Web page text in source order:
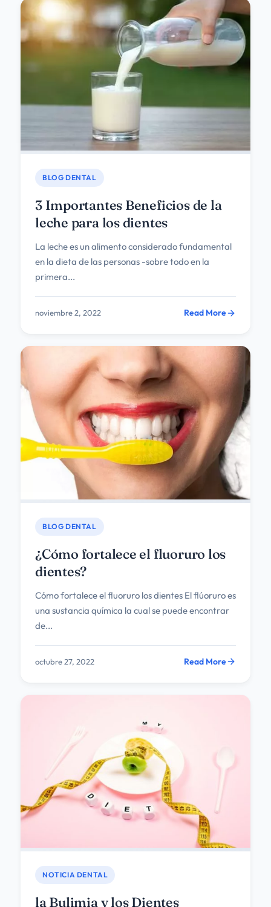
BLOG DENTAL
3 Importantes Beneficios de la
leche para los dientes
La leche es un alimento considerado fundamental
en la dieta de las personas -sobre todo en la
primera...
noviembre 2, 2022 Read More
BLOG DENTAL
¿Cómo fortalece el fluoruro los
dientes?
Cómo fortalece el fluoruro los dientes El flúoruro es
una sustancia química la cual se puede encontrar
de...
octubre 27, 2022 Read More
NOTICIA DENTAL
la Bulimia y los Dientes